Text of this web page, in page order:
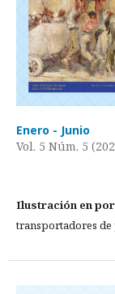
Enero - Junio
Vol. 5 Núm. 5
Ilustración en
transportadores de